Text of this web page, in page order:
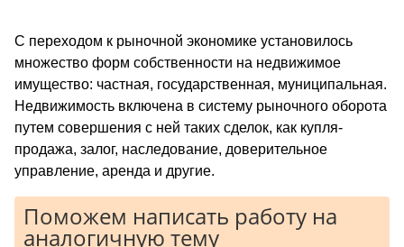
С переходом к рыночной экономике установилось
множество форм собственности на недвижимое
имущество: частная, государственная, муниципальная.
Недвижимость включена в систему рыночного оборота
путем совершения с ней таких сделок, как купля-
продажа, залог, наследование, доверительное
управление, аренда и другие.
Поможем написать работу на
аналогичную тему